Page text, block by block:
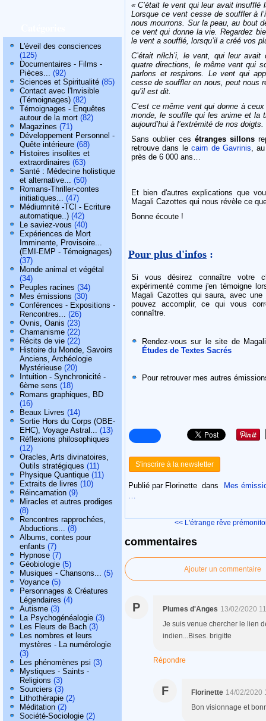
L'éveil des consciences
(125)
Documentaires - Films -
Pièces... (92)
Sciences et Spiritualité (85)
Contact avec l'Invisible
(Témoignages) (82)
Témoignages - Enquêtes
autour de la mort (82)
Magazines (71)
Développement Personnel -
Quête intérieure (68)
Histoires insolites et
extraordinaires (63)
Santé : Médecine holistique
et alternative... (50)
Romans-Thriller-contes
initiatiques... (47)
Médiumnité -TCI - Ecriture
automatique..) (42)
Le saviez-vous (40)
Expériences de Mort
Imminente, Provisoire...
(EMI-EMP - Témoignages)
(37)
Monde animal et végétal
(34)
Peuples racines (34)
Mes émissions (30)
Conférences - Expositions -
Rencontres... (26)
Ovnis, Oanis (23)
Chamanisme (22)
Récits de vie (22)
Histoire du Monde, Savoirs
Anciens, Archéologie
Mystérieuse (20)
Intuition - Synchronicité -
6ème sens (18)
Romans graphiques, BD
(16)
Beaux Livres (14)
Sortie Hors du Corps (OBE-
EHC), Voyage Astral... (13)
Réflexions philosophiques
(12)
Oracles, Arts divinatoires,
Outils stratégiques (11)
Physique Quantique (11)
Extraits de livres (10)
Réincarnation (9)
Miracles et autres prodiges
(8)
Rencontres rapprochées,
Abductions... (8)
Albums, contes pour
enfants (7)
Hypnose (7)
Géobiologie (5)
Musiques - Chansons... (5)
Voyance (5)
Personnages & Créatures
Légendaires (4)
Autisme (3)
La Psychogénéalogie (3)
Les Fleurs de Bach (3)
Les nombres et leurs
mystères - La numérologie
(3)
Les phénomènes psi (3)
Mystiques - Saints -
Religions (3)
Sourciers (3)
Lithothérapie (2)
Méditation (2)
Société-Sociologie (2)
« C’était le vent qui leur avait insufflé
Lorsque ce vent cesse de souffler à
nous mourrons. Sur la peau, au bout
ce vent qui donne la vie. Regardez
le vent a soufflé, lorsqu’il a créé vos
C’était níłchʼi, le vent, qui leur
quatre directions, le même vent qui
parlons et respirons. Le vent qui
cesse de souffler en nous, peut nous
qu’il est dit.
C’est ce même vent qui donne à
monde, le souffle qui les anime et la
aujourd’hui à l’extrémité de nos doigts.
Sans oublier ces étranges sillons
retrouve dans lecairn de Gavrinis,
près de 6 000 ans…
Et bien d'autres explications que
Magali Cazottes qui nous révèle ce
Bonne écoute !
Pour plus d'infos :
Si vous désirez connaître votre
expérimenté comme j'en témoigne
Magali Cazottes qui saura, avec
pouvez accomplir, ce qui vous
connaître.
Rendez-vous sur le site de
Études de Textes Sacrés
Pour retrouver mes autres
S'inscrire à la newsletter
Publié par Florinette dans
Mes
…
<< L'étrange rêve
commentaires
Ajouter un commentaire
P Plumes d'Anges 13/02/2020
Je suis venue chercher le lien
indien...Bises. brigitte
Répondre
F Florinette 14/02/2020
Bon visionnage et